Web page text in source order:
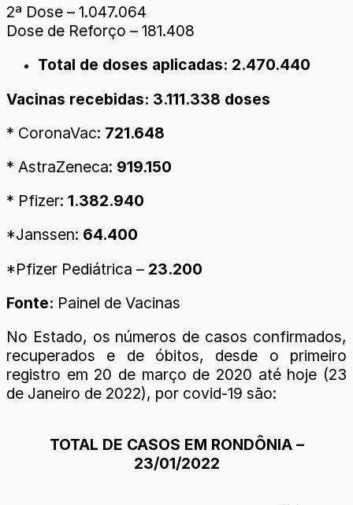
2ª Dose – 1.047.064
Dose de Reforço – 181.408
Total de doses aplicadas: 2.470.440
Vacinas recebidas: 3.111.338 doses
* CoronaVac: 721.648
* AstraZeneca: 919.150
* Pfizer: 1.382.940
*Janssen: 64.400
*Pfizer Pediátrica – 23.200
Fonte: Painel de Vacinas
No Estado, os números de casos confirmados,
recuperados e de óbitos, desde o primeiro
registro em 20 de março de 2020 até hoje (23
de Janeiro de 2022), por covid-19 são:
TOTAL DE CASOS EM RONDÔNIA –
23/01/2022